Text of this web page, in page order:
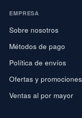
EMPRESA
Sobre nosotros
Métodos de pago
Política de envíos
Ofertas y promociones
Ventas al por mayor